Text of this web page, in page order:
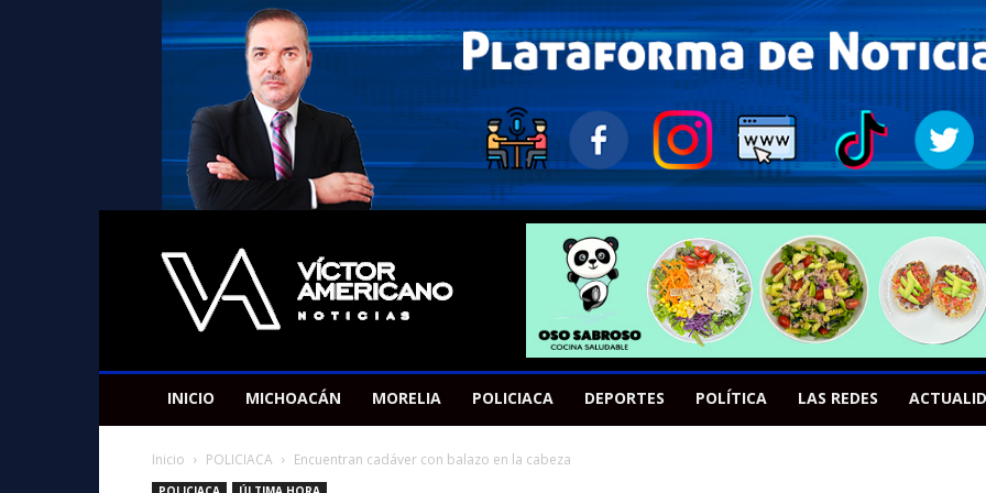
Americano
Victor
INICIO MICHOACÁN MORELIA POLICIACA DEPORTES POLÍTICA LAS REDES
Inicio POLICIACA Encuentran cadáver con balazo en la cabeza